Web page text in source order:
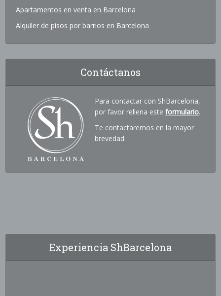
Apartamentos en venta en Barcelona
Alquiler de pisos por barrios en Barcelona
Contáctanos
Para contactar con ShBarcelona,
por favor rellena esteformulario.
Te contactaremos en la mayor
brevedad.
Experiencia ShBarcelona